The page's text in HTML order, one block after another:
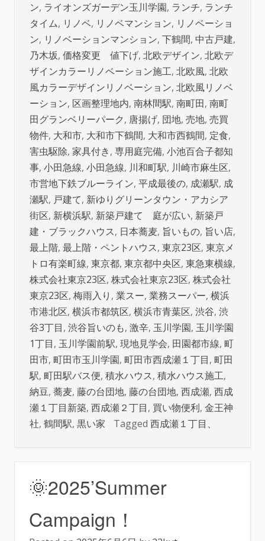
ン, ライオンズガーデン玉川学園, ランチ, ランチ
タイム, リノベ, リノベマンション, リノベーショ
ン, リノベーションマンション, 下鶴間, 中古戸建,
乃木坂, 価格変更 値下げ, 北欧デザイン, 北欧デ
ザインカラーリノベーション施工, 北欧風, 北欧
風カラーデザインリノベーション, 北欧風リノベ
ーション, 区画整理地内, 南林間駅, 南町田, 南町
田グランベリーパーク, 唐揚げ, 団地, 売地, 売買
物件, 大和市, 大和市下鶴間, 大和市西鶴間, 定食,
害虫駆除, 家具付き, 専用庭完備, 小池百合子都知
事, 小田急線, 小田急線, 川和町駅, 川崎市麻生区,
市営地下鉄ブルーライン, 平成最後の, 成瀬駅, 成
瀬駅, 戸建て, 新ゆりグリーンタウン・アカシア
街区, 新横浜駅, 新築戸建て 庭が広い, 新築戸
建・ブラックハウス, 日本蕎麦, 旨いもの, 旨い店,
最上階, 最上階・ペントハウス, 東京23区, 東京メ
トロ有楽町線, 東京都, 東京都中央区, 東急東横線,
株式会社東京23区, 株式会社東京23区, 株式会社
東京23区, 梅雨入り , 業スー, 業務スーパー, 横浜
市港北区, 横浜市都筑区, 横浜市青葉区, 渋谷, 渋
谷3丁目, 渋谷旨いのも, 激辛, 玉川学園, 玉川学園
1丁目, 玉川学園前駅, 現地見学会, 田園都市線, 町
田市, 町田市玉川学園, 町田市西成瀬１丁目, 町田
駅, 町田駅バス便, 積水ハウス, 積水ハウス施工,
納豆, 蕎麦, 藤の台団地, 藤の台団地, 西成瀬, 西成
瀬１丁目新築, 西成瀬２丁目, 買い物便利, 金王神
社, 鶴間駅, 黒い家 Tagged 西成瀬１丁目、
🌞2025’Summer
Campaign！